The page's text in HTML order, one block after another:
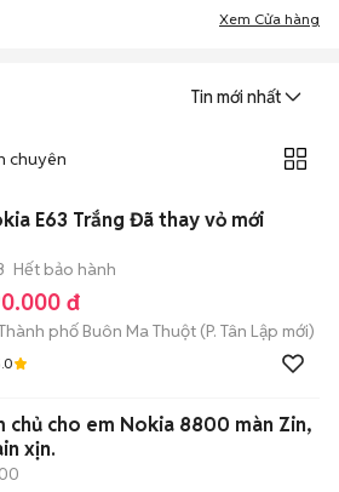
Xem Cửa hàng
Tin mới nhất
chuyên
E63 Trắng Đã thay vỏ mới
Hết bảo hành
đ
phố Buôn Ma Thuột (P. Tân Lập mới)
chủ cho em Nokia 8800 màn Zin,
xịn.